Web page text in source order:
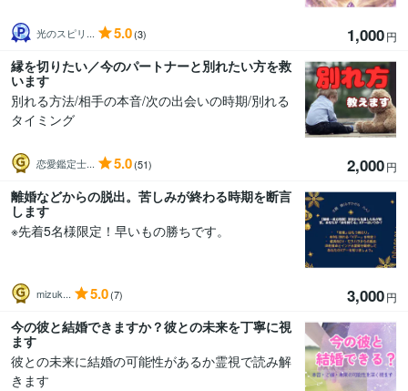
光のスピリ... 5.0(3) 1,000円
縁を切りたい／今のパートナーと別れたい方を救
います
別れる方法/相手の本音/次の出会いの時期/別れる
タイミング
恋愛鑑定士... 5.0(51) 2,000円
離婚などからの脱出。苦しみが終わる時期を断言
します
※先着5名様限定！早いもの勝ちです。
mizuk... 5.0(7) 3,000円
今の彼と結婚できますか？彼との未来を丁寧に視
ます
彼との未来に結婚の可能性があるか霊視で読み解
きます